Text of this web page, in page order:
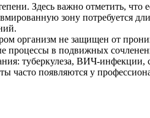
Здесь важно отметить,
зону потребуется
организм не защищен от
процессы в подвижных
туберкулеза, ВИЧ-инфекции,
часто появляются у